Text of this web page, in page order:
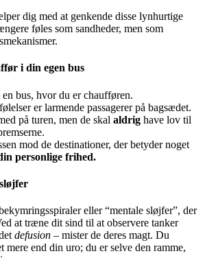
dig med at genkende disse lynhurtige
føles som sandheder, men som
i din egen bus
bus, hvor du er chaufføren.
er larmende passagerer på bagsædet.
på turen, men de skal aldrig have lov til
mod de destinationer, der betyder noget
personlige frihed.
eller “mentale sløjfer”, der
at træne dit sind til at observere tanker
defusion – mister de deres magt. Du
mere end din uro; du er selve den ramme,